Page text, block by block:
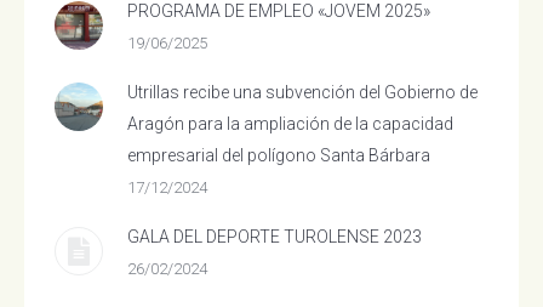
PROGRAMA DE EMPLEO «JOVEM 2025»
19/06/2025
Utrillas recibe una subvención del Gobierno de
Aragón para la ampliación de la capacidad
empresarial del polígono Santa Bárbara
17/12/2024
GALA DEL DEPORTE TUROLENSE 2023
26/02/2024